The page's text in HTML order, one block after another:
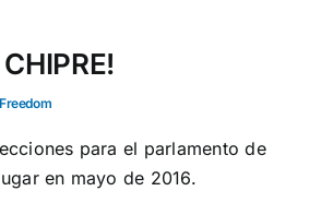
para el parlamento de
en mayo de 2016.